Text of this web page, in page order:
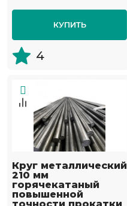
КУПИТЬ
4
Круг металлический
210 мм
горячекатаный
повышенной